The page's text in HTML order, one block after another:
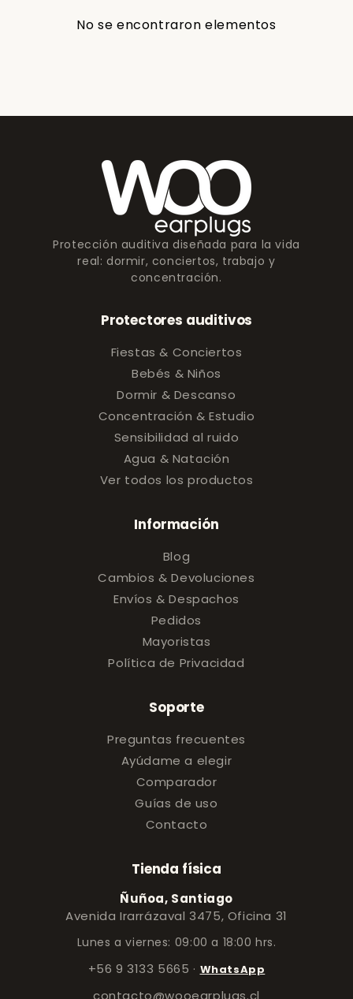
No se encontraron elementos
Protección auditiva diseñada para la vida
real: dormir, conciertos, trabajo y
concentración.
Protectores auditivos
Fiestas & Conciertos
Bebés & Niños
Dormir & Descanso
Concentración & Estudio
Sensibilidad al ruido
Agua & Natación
Ver todos los productos
Información
Blog
Cambios & Devoluciones
Envíos & Despachos
Pedidos
Mayoristas
Política de Privacidad
Soporte
Preguntas frecuentes
Ayúdame a elegir
Comparador
Guías de uso
Contacto
Tienda física
Ñuñoa, Santiago
Avenida Irarrázaval 3475, Oficina 31
Lunes a viernes: 09:00 a 18:00 hrs.
+56 9 3133 5665 · WhatsApp